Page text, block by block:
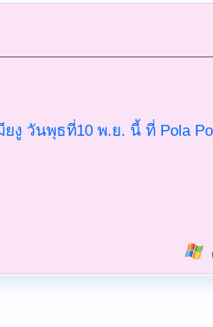
งู วันพุธที่10 พ.ย. นี้ ที่ Pola